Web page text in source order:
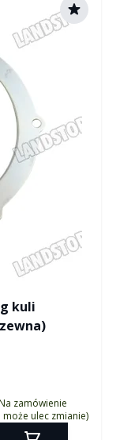
kuli
zamówienie
może ulec zmianie)